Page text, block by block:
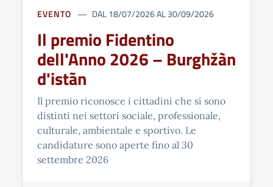
EVENTO DAL 18/07/2026 AL 30/09/2026
Il premio Fidentino
dell'Anno 2026 – Burghžàn
d'istãn
Il premio riconosce i cittadini che si sono
distinti nei settori sociale, professionale,
culturale, ambientale e sportivo. Le
candidature sono aperte fino al 30
settembre 2026